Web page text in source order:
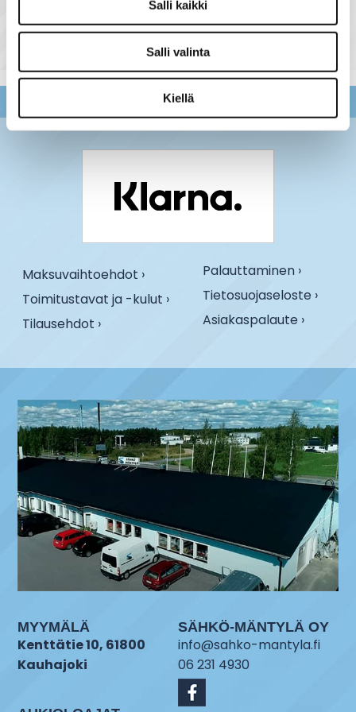
Salli kaikki
Salli valinta
Kiellä
Maksuvaihtoehdot ›
Toimitustavat ja -kulut ›
Tilausehdot ›
Palauttaminen ›
Tietosuojaseloste ›
Asiakaspalaute ›
MYYMÄLÄ
Kenttätie 10, 61800
Kauhajoki
SÄHKÖ-MÄNTYLÄ OY
info@sahko-mantyla.fi
06 231 4930